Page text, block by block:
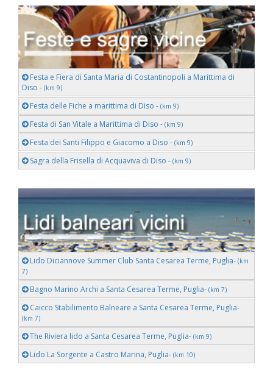
Festa e Fiera di Santa Maria di Costantinopoli a Marittima di
Diso - (km 9)
Festa delle Fiche a marittima di Diso - (km 9)
Festa di San Vitale a Marittima di Diso - (km 9)
Festa dei Santi Filippo e Giacomo a Diso - (km 9)
Sagra della Frisella di Acquaviva di Diso - (km 9)
Lido Diciannove Summer Club Santa Cesarea Terme, Puglia- (km
7)
Bagno Marino Archi a Santa Cesarea Terme, Puglia- (km 7)
Caicco Stabilimento Balneare a Santa Cesarea Terme, Puglia-
(km 7)
The Riviera lido a Santa Cesarea Terme, Puglia- (km 9)
Lido La Sorgente a Castro Marina, Puglia- (km 10)